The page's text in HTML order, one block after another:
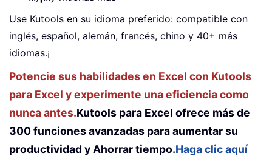
Use Kutools en su idioma preferido: compatible con
inglés, español, alemán, francés, chino y 40+ más
idiomas.¡
Potencie sus habilidades en Excel con Kutools
para Excel y experimente una eficiencia como
nunca antes.Kutools para Excel ofrece más de
300 funciones avanzadas para aumentar su
productividad y Ahorrar tiempo.Haga clic aquí